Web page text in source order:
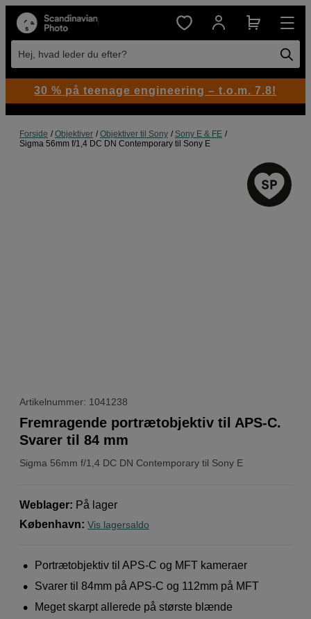
Hej, hvad leder du efter?
Forside Objektiver Objektiver til Sony
Sony E & FE
Sigma 56mm f/1,4 DC DN Contemporary til Sony E
Artikelnummer: 1041238
Sigma 56mm f/1,4 DC DN Contemporary til Sony E
Fremragende portrætobjektiv til APS-C.
Svarer til 84 mm
Weblager: På lager
København: Vis lagersaldo
Portrætobjektiv til APS-C og MFT kameraer
Svarer til 84mm på APS-C og 112mm på MFT
Meget skarpt allerede på største blænde
30 % på teenage engineering – t.o.m. 7.8!